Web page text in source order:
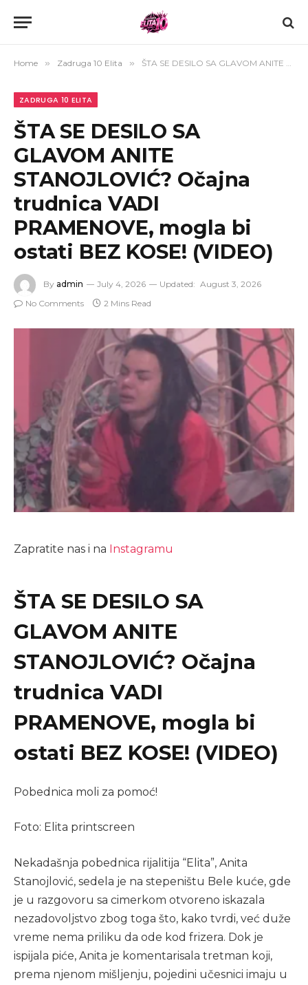
Home » Zadruga 10 Elita » ŠTA SE DESILO SA GLAVOM ANITE STANOJLOVIĆ? Očajna trudnica VADI PRAMENOVE, mogla bi ostati BEZ KOSE! (VIDEO)
ZADRUGA 10 ELITA
ŠTA SE DESILO SA
GLAVOM ANITE
STANOJLOVIĆ? Očajna
trudnica VADI
PRAMENOVE, mogla bi
ostati BEZ KOSE! (VIDEO)
By admin July 4, 2026 Updated: August 3, 2026
No Comments
2 Mins Read
Zapratite nas i na Instagramu
ŠTA SE DESILO SA
GLAVOM ANITE
STANOJLOVIĆ? Očajna
trudnica VADI
PRAMENOVE, mogla bi
ostati BEZ KOSE! (VIDEO)
Pobednica moli za pomoć!
Foto: Elita printscreen
Nekadašnja pobednica rijalitija “Elita”, Anita
Stanojlović, sedela je na stepeništu Bele kuće, gde
je u razgovoru sa cimerkom otvoreno iskazala
nezadovoljstvo zbog toga što, kako tvrdi, već duže
vreme nema priliku da ode kod frizera. Dok je
ispijala piće, Anita je komentarisala tretman koji,
prema njenom mišljenju, pojedini učesnici imaju u